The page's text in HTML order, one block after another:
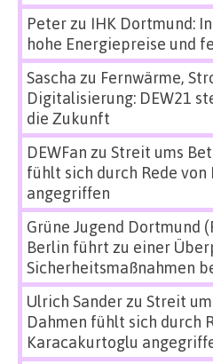
Peterzu IHK Dortmund:
hohe Energiepreise und
Sascha zu Fernwärme,
Digitalisierung: DEW21
die Zukunft
DEWFan zu Streit ums
fühlt sich durch Rede
angegriffen
Grüne Jugend Dortmund
Berlin führt zu einer
Sicherheitsmaßnahmen
Ulrich Sanderzu Streit
Dahmen fühlt sich durch
Karacakurtoglu